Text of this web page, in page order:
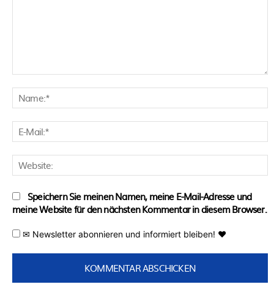
Speichern Sie meinen Namen, meine E-Mail-Adresse und
meine Website für den nächsten Kommentar in diesem Browser.
✉ Newsletter abonnieren und informiert bleiben! ♥